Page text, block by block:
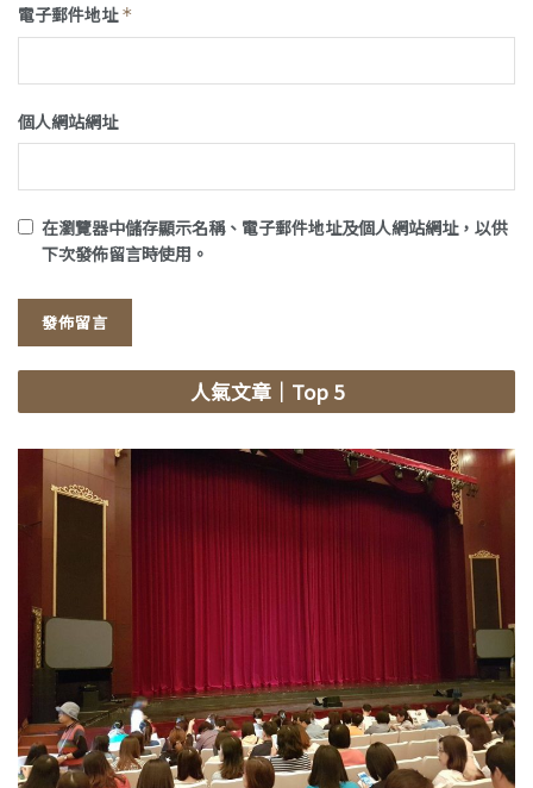
電子郵件地址*
個人網站網址
在瀏覽器中儲存顯示名稱、電子郵件地址及個人網站網址，以供
下次發佈留言時使用。
人氣文章｜Top 5